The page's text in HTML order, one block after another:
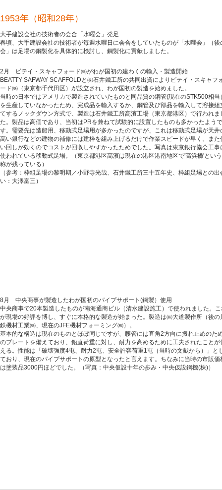
1953年（昭和28年）
大手建設会社の技術者の会合「水曜会」発足
春頃、大手建設会社の技術者が毎週水曜日に会合をしていたものが「水曜会」（
会」は足場の鋼製化を具体的に検討し、鋼製化に貢献しました。
2月 ビテイ・スキャフォード㈱がわが国初の建わくの輸入・製造開始
BEATTY SAFWAY SCAFFOLDと㈱石井鐵工所の共同出資によりビテイ・スキャフ
ード㈱（東京都千代田区）が設立され、わが国初の製造を始めました。
当時の日本ではアメリカで製造されていたものと同品質の鋼管(現在のSTK500相当
を生産していなかったため、完成品を輸入するか、鋼管及び部品を輸入して溶接組
てするノックダウン方式で、製造は石井鐵工所高濱工場（東京都港区）で行われま
た。製品は高価であり、当初はPRを兼ねて試験的に設置したものも多かったようで
す。需要先は造船用、移動式足場用が多かったのですが、これは移動式足場が天井
高い銀行などの建物の補修には建枠を組み上げるだけで作業スピードが早く、また
い回しが効くのでコストが回収しやすかったためでした。写真は東京銀行協会工事
使われている移動式足場。（東京都港区高濱は現在の港区港南地区で'高浜橋'とい
称が残っている）
（参考：枠組足場の黎明期／小野寺光哉、石井鐵工所三十五年史、枠組足場との出
い：大澤富三）
8月 中央商事が製造したわが国初のパイプサポート(鋼製）使用
中央商事で20本製造したものが南海通商ビル（清水建設施工）で使われました。
が現場の好評を博し、すぐに本格的な製造が始まった。製造は㈱大道製作所（後の
鉄機材工業㈱、現在のJFE機材フォーミング㈱）。
基本的な構造は現在のものとほぼ同じですが、腰管には直角2方向に振れ止めのた
のプレートを備えており、鉛直荷重に対し、耐力を高めるために工夫されたことが
える。性能は「破壊強度4屯、耐力2屯、安全許容荷重1屯（当時の文献から）」と
ており、現在のパイプサポートの原型となったと言えます。ちなみに当時の市販価
は塗装品3000円ほどでした。（写真：中央仮設十年の歩み・中央仮設鋼機(株)）